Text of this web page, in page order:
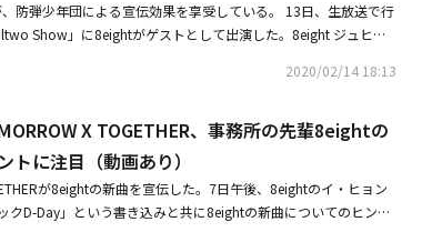
防弾少年団による宣伝効果を享受している。 13日、生放送で行
Show」に8eightがゲストとして出演した。8eight ジュヒは
。特にジュヒは「防弾少年団も、アルバムのジャケット写真をそ
とコメントした。この日スペシャルDJを務めたシン･ボンソン
って『聖地』になるのではないか」と喜んだ。 このような彼女
ん、一日が経った現在も大きな話題となっている。8eightと防
Hitエンターテインメントの深い友情にファンが感動を表して
8eightのカムバック活動に熱烈なエールを送っている。8eightの
2020/02/14 18:13
X TOGETHER、事務所の先輩8eightの
に注目（動画あり）
が8eightの新曲を宣伝した。7日午後、8eightのイ・ヒョン
D-Day」という書き込みと共に8eightの新曲についてのヒント